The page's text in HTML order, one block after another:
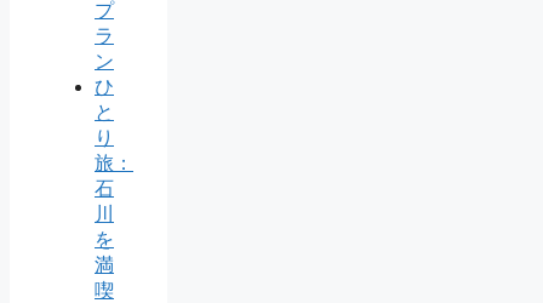
プ
ラ
ン
ひ
と
り
旅：
石
川
を
満
喫